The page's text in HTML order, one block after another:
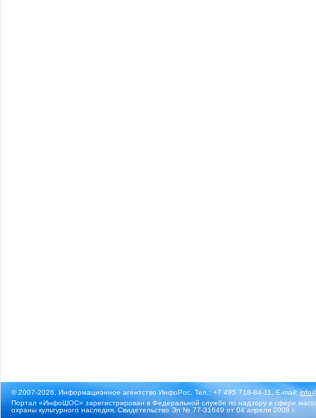
© 2007-2026, Информационное агентство ИнфоРос. Тел.: +7 495 718-84-11, E-mail:
Портал «ИнфоШОС» зарегистрирован в Федеральной службе по надзору в сфере
охраны культурного наследия. Свидетельство Эл № 77-31649 от 04 апреля 2008 г.